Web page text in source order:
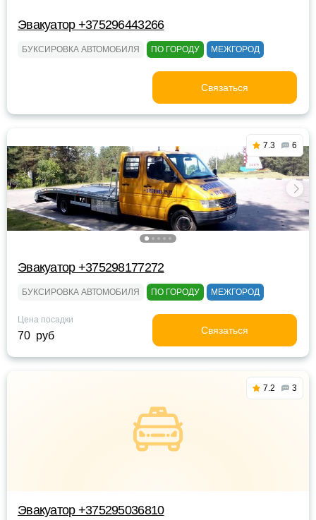
Эвакуатор +375296443266
БУКСИРОВКА АВТОМОБИЛЯ ПО ГОРОДУ МЕЖГОРОД
Связаться
7.3 6
Эвакуатор +375298177272
БУКСИРОВКА АВТОМОБИЛЯ ПО ГОРОДУ МЕЖГОРОД
Цена посадки
70 руб Связаться
7.2 3
Эвакуатор +375295036810